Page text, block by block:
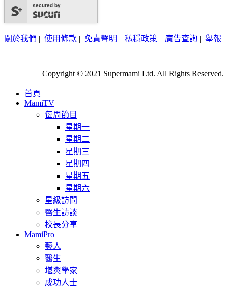
secured by
關於我們 | 使用條款 | 免責聲明 | 私穩政策 | 廣告查詢 | 舉報
Copyright © 2021 Supermami Ltd. All Rights Reserved.
首頁
MamiTV
每周節目
星期一
星期二
星期三
星期四
星期五
星期六
星級訪問
醫生訪談
校長分享
MamiPro
藝人
醫生
堪輿學家
成功人士